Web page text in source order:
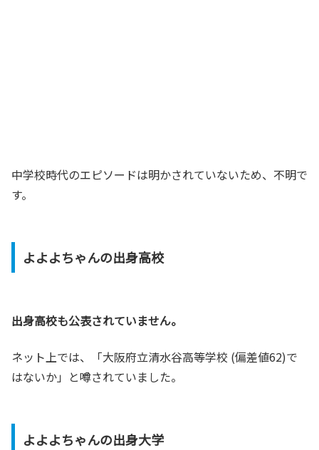
中学校時代のエピソードは明かされていないため、不明で
す。
よよよちゃんの出身高校
出身高校も公表されていません。
ネット上では、「大阪府立清水谷高等学校 (偏差値62)で
はないか」と噂されていました。
よよよちゃんの出身大学